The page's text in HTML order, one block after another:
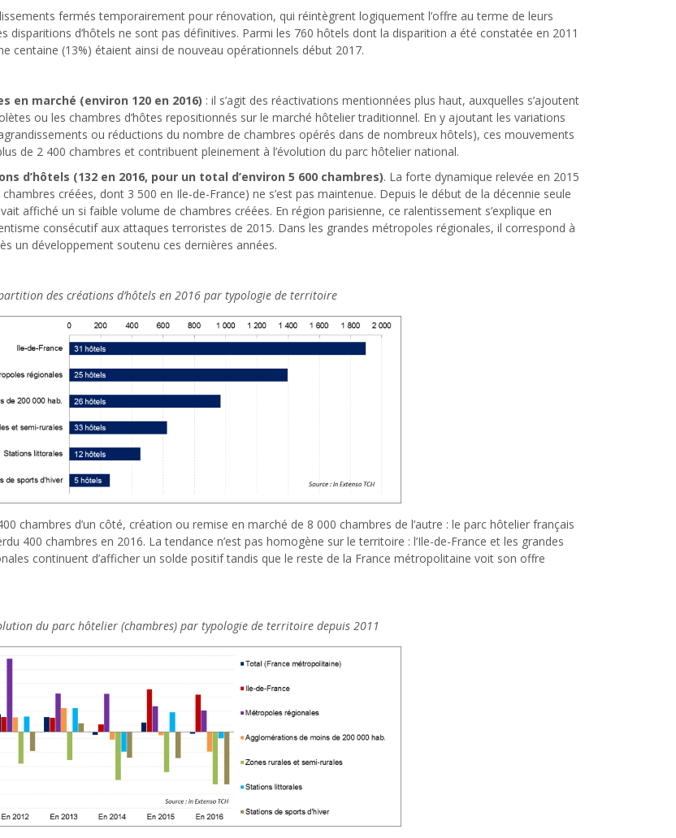
fermés temporairement pour rénovation, qui réintègrent logiquement l’offre au terme de leurs
disparitions d’hôtels ne sont pas définitives. Parmi les 760 hôtels dont la disparition a été constatée en 2011
centaine (13%) étaient ainsi de nouveau opérationnels début 2017.
en marché (environ 120 en 2016) : il s’agit des réactivations mentionnées plus haut, auxquelles s’ajoutent
ou les chambres d’hôtes repositionnés sur le marché hôtelier traditionnel. En y ajoutant les variations
ou réductions du nombre de chambres opérés dans de nombreux hôtels), ces mouvements
de 2 400 chambres et contribuent pleinement à l’évolution du parc hôtelier national.
d’hôtels (132 en 2016, pour un total d’environ 5 600 chambres). La forte dynamique relevée en 2015
créées, dont 3 500 en Ile-de-France) ne s’est pas maintenue. Depuis le début de la décennie seule
affiché un si faible volume de chambres créées. En région parisienne, ce ralentissement s’explique en
consécutif aux attaques terroristes de 2015. Dans les grandes métropoles régionales, il correspond à
un développement soutenu ces dernières années.
des créations d’hôtels en 2016 par typologie de territoire
chambres d’un côté, création ou remise en marché de 8 000 chambres de l’autre : le parc hôtelier français
400 chambres en 2016. La tendance n’est pas homogène sur le territoire : l’Ile-de-France et les grandes
continuent d’afficher un solde positif tandis que le reste de la France métropolitaine voit son offre
du parc hôtelier (chambres) par typologie de territoire depuis 2011